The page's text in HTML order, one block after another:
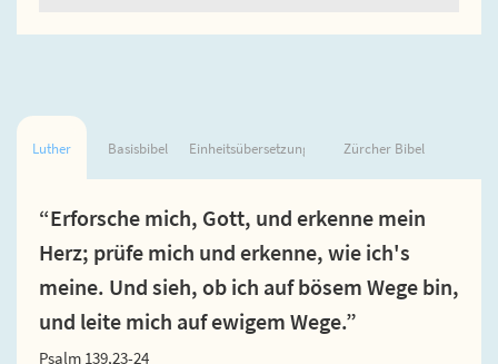
Luther Basisbibel Einheitsübersetzung Zürcher Bibel
“Erforsche mich, Gott, und erkenne mein
Herz; prüfe mich und erkenne, wie ich's
meine. Und sieh, ob ich auf bösem Wege bin,
und leite mich auf ewigem Wege.”
Psalm 139,23-24